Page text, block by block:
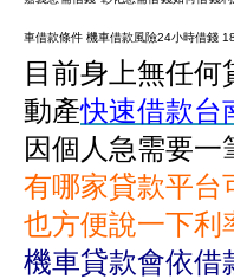
車借款條件 機車借款風險24小時借錢
目前身上無任
動產快速借款台
因個人急需要一
有哪家貸款平台
也方便說一下利
機車貸款會依借